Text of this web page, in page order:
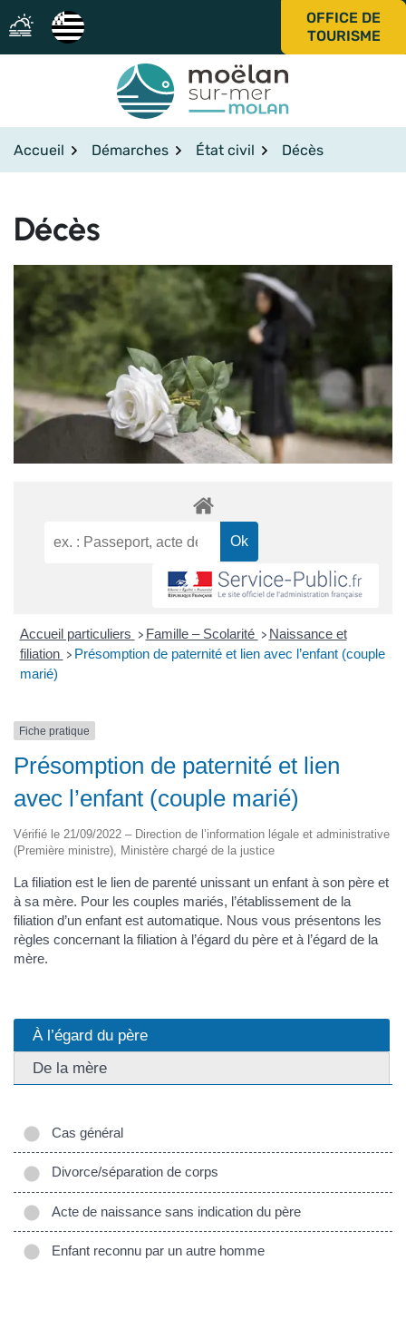
Aller
au
contenu
OFFICE DE
TOURISME
Accueil Démarches État civil Décès
Décès
Accueil particuliers > Famille – Scolarité > Naissance et
filiation > Présomption de paternité et lien avec l’enfant (couple
marié)
Fiche pratique
Présomption de paternité et lien
avec l’enfant (couple marié)
Vérifié le 21/09/2022 – Direction de l’information légale et administrative
(Première ministre), Ministère chargé de la justice
La filiation est le lien de parenté unissant un enfant à son père et
à sa mère. Pour les couples mariés, l’établissement de la
filiation d’un enfant est automatique. Nous vous présentons les
règles concernant la filiation à l’égard du père et à l’égard de la
mère.
À l’égard du père
De la mère
Cas général
Divorce/séparation de corps
Acte de naissance sans indication du père
Enfant reconnu par un autre homme